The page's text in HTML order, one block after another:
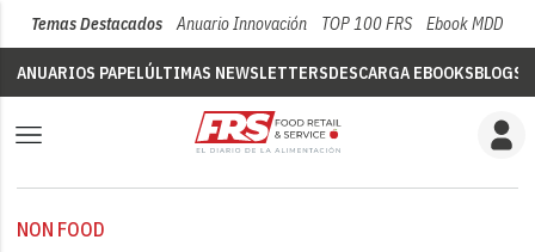
Temas Destacados Anuario Innovación TOP 100 FRS Ebook MDD
ANUARIOS PAPELÚLTIMAS NEWSLETTERSDESCARGA EBOOKSBLOGS
NON FOOD